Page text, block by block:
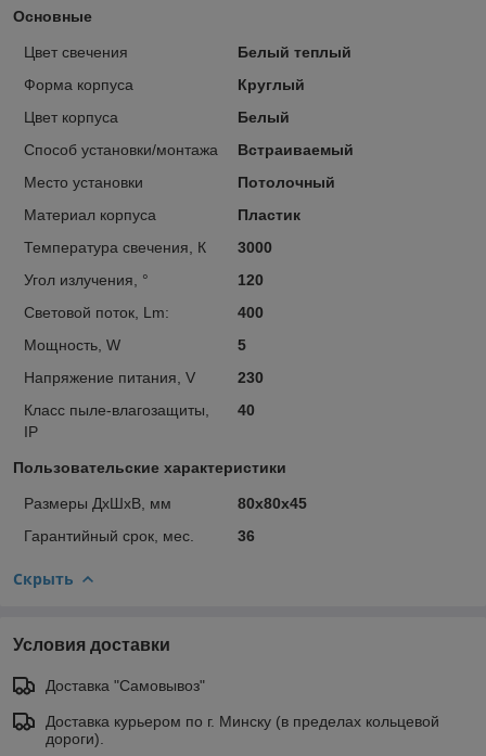
Основные
Цвет свечения
Белый теплый
Форма корпуса
Круглый
Цвет корпуса
Белый
Способ установки/монтажа
Встраиваемый
Место установки
Потолочный
Материал корпуса
Пластик
Температура свечения, К
3000
Угол излучения, °
120
Световой поток, Lm:
400
Мощность, W
5
Напряжение питания, V
230
Класс пыле-влагозащиты,
IP
40
Пользовательские характеристики
Размеры ДхШхВ, мм
80х80х45
Гарантийный срок, мес.
36
Скрыть
Условия доставки
Доставка "Самовывоз"
Доставка курьером по г. Минску (в пределах кольцевой
дороги).